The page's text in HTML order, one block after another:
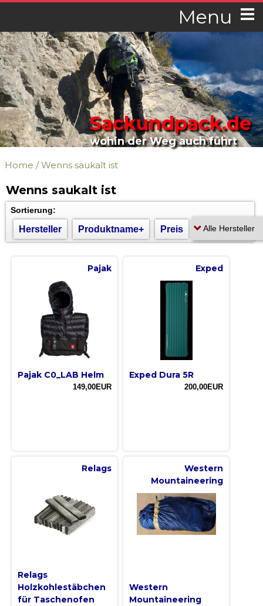
Menu
Sackundpack.de
wohin der Weg auch führt
Home /Wenns saukalt ist
Wenns saukalt ist
Sortierung:
Hersteller Produktname+ Preis
Pajak
Pajak C0_LAB Helm
149,00EUR
Exped
Exped Dura 5R
200,00EUR
Relags
Relags
Holzkohlestäbchen
für Taschenofen
Western
Mountaineering
Western
Mountaineering